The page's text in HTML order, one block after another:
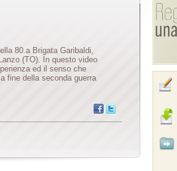
80.a Brigata Garibaldi,
(TO). In questo video
ed il senso che
fine della seconda guerra